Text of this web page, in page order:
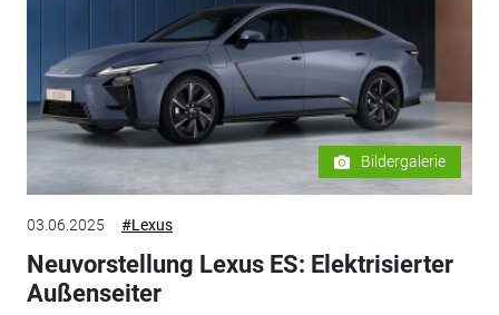
Bildergalerie
03.06.2025 #Lexus
Neuvorstellung Lexus ES: Elektrisierter
Außenseiter